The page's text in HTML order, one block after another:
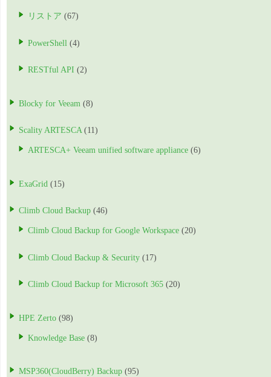
リストア (67)
PowerShell (4)
RESTful API (2)
Blocky for Veeam (8)
Scality ARTESCA (11)
ARTESCA+ Veeam unified software appliance (6)
ExaGrid (15)
Climb Cloud Backup (46)
Climb Cloud Backup for Google Workspace (20)
Climb Cloud Backup & Security (17)
Climb Cloud Backup for Microsoft 365 (20)
HPE Zerto (98)
Knowledge Base (8)
MSP360(CloudBerry) Backup (95)